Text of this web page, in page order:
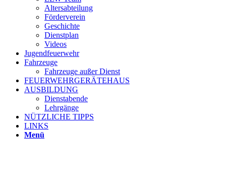
Altersabteilung
Förderverein
Geschichte
Dienstplan
Videos
Jugendfeuerwehr
Fahrzeuge
Fahrzeuge außer Dienst
FEUERWEHRGERÄTEHAUS
AUSBILDUNG
Dienstabende
Lehrgänge
NÜTZLICHE TIPPS
LINKS
Menü